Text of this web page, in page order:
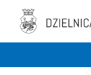
Podgórze